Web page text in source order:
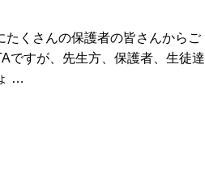
くさんの保護者の皆さんからご
ですが、先生方、保護者、生徒達
…